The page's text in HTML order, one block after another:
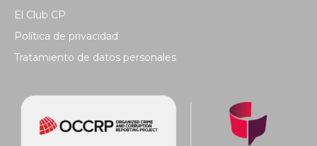
El Club CP
Política de privacidad
Tratamiento de datos personales